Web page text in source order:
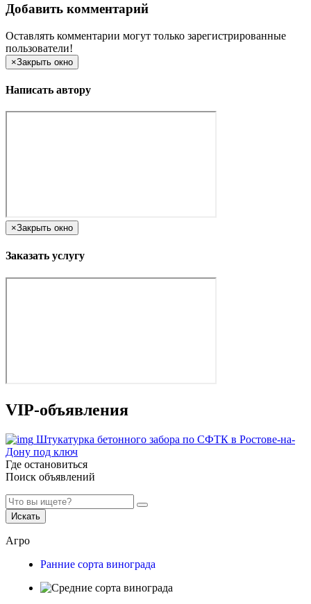
Добавить комментарий
Оставлять комментарии могут только зарегистрированные
пользователи!
×Закрыть окно
Написать автору
×Закрыть окно
Заказать услугу
VIP-объявления
Штукатурка бетонного забора по СФТК в Ростове-на-
Дону под ключ
Где остановиться
Поиск объявлений
Искать
Агро
Ранние сорта винограда